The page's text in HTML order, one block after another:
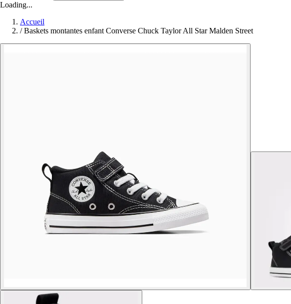
Loading...
Accueil
/ Baskets montantes enfant Converse Chuck Taylor All Star Malden Street